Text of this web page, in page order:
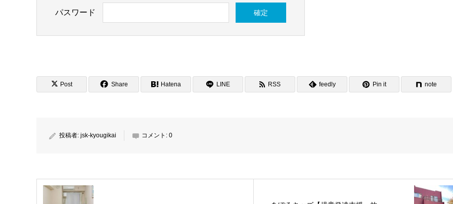
パスワード
Post Share Hatena LINE RSS feedly Pin it note
投稿者: jsk-kyougikai コメント: 0